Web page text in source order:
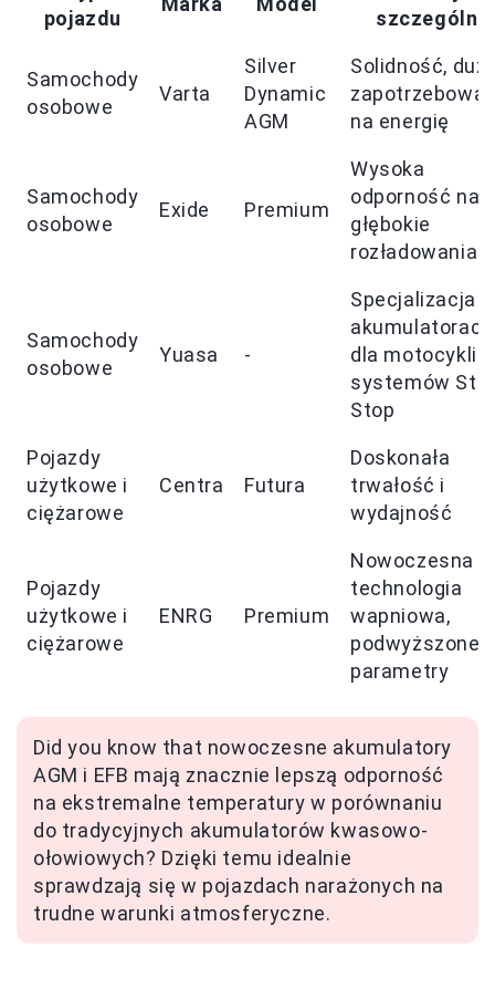
pojazdu
szczególne
Samochody
osobowe
Varta
Silver
Dynamic
AGM
Solidność,
na energię
Samochody
osobowe
Exide Premium
Wysoka
odporność na
głębokie
rozładowania
Samochody
osobowe
Yuasa -
Specjalizacja
akumulatorach
dla motocykli i
systemów
Stop
Pojazdy
użytkowe i
ciężarowe
Centra Futura
Doskonała
trwałość i
wydajność
Pojazdy
użytkowe i
ciężarowe
ENRG Premium
Nowoczesna
technologia
wapniowa,
podwyższone
parametry
Did you know that nowoczesne akumulatory
AGM i EFB mają znacznie lepszą odporność
na ekstremalne temperatury w porównaniu
do tradycyjnych akumulatorów kwasowo-
ołowiowych? Dzięki temu idealnie
sprawdzają się w pojazdach narażonych na
trudne warunki atmosferyczne.